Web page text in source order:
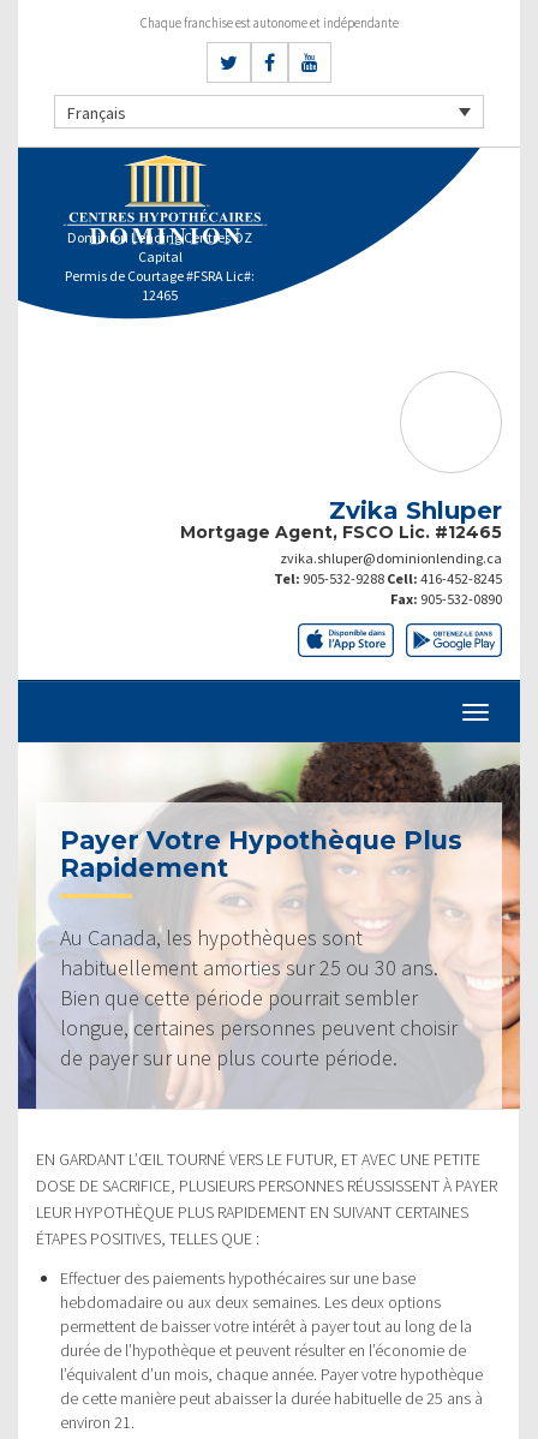
Chaque franchise est autonome et indépendante
Français
Dominion Lending Centres OZ
Capital
Permis de Courtage #FSRA Lic#:
12465
Zvika Shluper
Mortgage Agent, FSCO Lic. #12465
zvika.shluper@dominionlending.ca
Tel: 905-532-9288 Cell: 416-452-8245
Fax: 905-532-0890
Payer Votre Hypothèque Plus
Rapidement
Au Canada, les hypothèques sont
habituellement amorties sur 25 ou 30 ans.
Bien que cette période pourrait sembler
longue, certaines personnes peuvent choisir
de payer sur une plus courte période.
EN GARDANT L’ŒIL TOURNÉ VERS LE FUTUR, ET AVEC UNE PETITE
DOSE DE SACRIFICE, PLUSIEURS PERSONNES RÉUSSISSENT À PAYER
LEUR HYPOTHÈQUE PLUS RAPIDEMENT EN SUIVANT CERTAINES
ÉTAPES POSITIVES, TELLES QUE :
Effectuer des paiements hypothécaires sur une base
hebdomadaire ou aux deux semaines. Les deux options
permettent de baisser votre intérêt à payer tout au long de la
durée de l’hypothèque et peuvent résulter en l’économie de
l’équivalent d’un mois, chaque année. Payer votre hypothèque
de cette manière peut abaisser la durée habituelle de 25 ans à
environ 21.